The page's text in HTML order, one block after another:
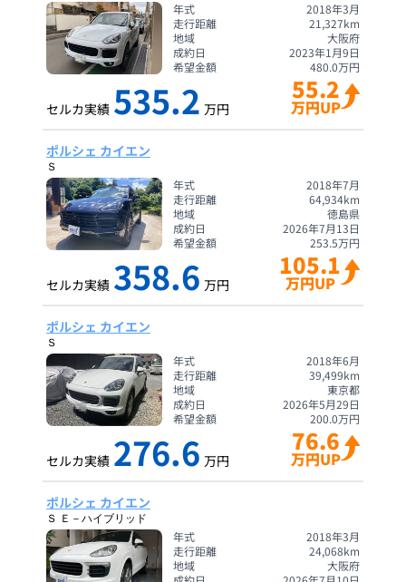
年式
2018年3月
走行距離
21,327km
地域
大阪府
成約日
2023年1月9日
希望金額
480.0万円
セルカ実績 535.2 万円
55.2
万円UP
ポルシェ カイエン
Ｓ
年式
2018年7月
走行距離
64,934km
地域
徳島県
成約日
2026年7月13日
希望金額
253.5万円
セルカ実績 358.6 万円
105.1
万円UP
ポルシェ カイエン
Ｓ
年式
2018年6月
走行距離
39,499km
地域
東京都
成約日
2026年5月29日
希望金額
200.0万円
セルカ実績 276.6 万円
76.6
万円UP
ポルシェ カイエン
Ｓ Ｅ－ハイブリッド
年式
2018年3月
走行距離
24,068km
地域
大阪府